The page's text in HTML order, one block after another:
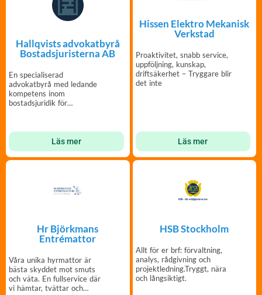
Hallqvists advokatbyrå
Bostadsjuristerna AB
En specialiserad
advokatbyrå med ledande
kompetens inom
bostadsjuridik för
Läs mer
Hissen Elektro Mekanisk
Verkstad
Proaktivitet, snabb service,
uppföljning, kunskap,
driftsäkerhet – Tryggare blir
det inte
Läs mer
Hr Björkmans
Entrémattor
Våra unika hyrmattor är
bästa skyddet mot smuts
och väta. En fullservice där
vi hämtar, tvättar och
HSB Stockholm
Allt för er brf: förvaltning,
analys, rådgivning och
projektledning.Tryggt, nära
och långsiktigt.